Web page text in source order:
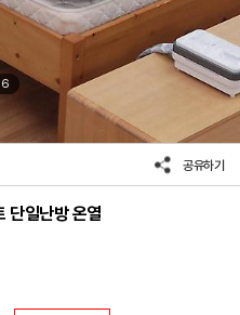
6
공유하기
단일난방 온열